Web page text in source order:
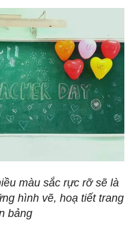
màu sắc rực rỡ sẽ là
hình vẽ, hoạ tiết trang
bảng